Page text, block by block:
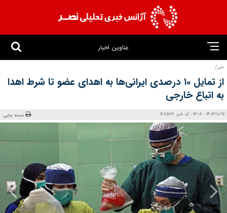
عناوین اخبار
خبر/
از تمایل ۱۰ درصدی ایرانی‌ها به اهدای عضو تا شرط اهدا
به اتباع خارجی
1403/10/16 - 13:06 - کد خبر: 128562 نسخه چاپی